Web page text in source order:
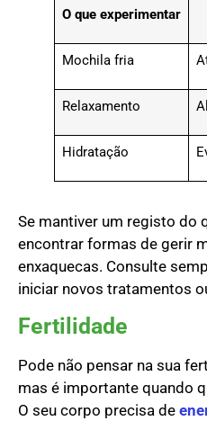
O que experimentar
Mochila fria
Relaxamento
Hidratação
Se mantiver um registo do
encontrar formas de gerir
enxaquecas. Consulte
iniciar novos tratamentos
Fertilidade
Pode não pensar na sua
mas é importante quando
O seu corpo precisa de